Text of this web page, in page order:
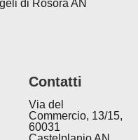
di Rosora AN
Contatti
Via del
Commercio, 13/15,
60031